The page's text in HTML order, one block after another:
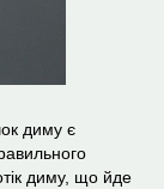
диму є
диму, що йде